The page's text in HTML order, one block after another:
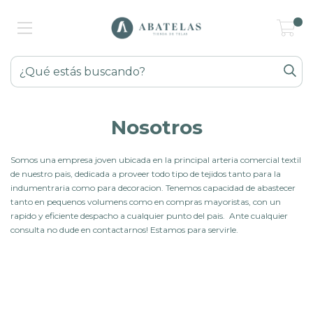
Nosotros
Somos una empresa joven ubicada en la principal arteria comercial textil
de nuestro pais, dedicada a proveer todo tipo de tejidos tanto para la
indumentraria como para decoracion. Tenemos capacidad de abastecer
tanto en pequenos volumens como en compras mayoristas, con un
rapido y eficiente despacho a cualquier punto del pais. Ante cualquier
consulta no dude en contactarnos! Estamos para servirle.